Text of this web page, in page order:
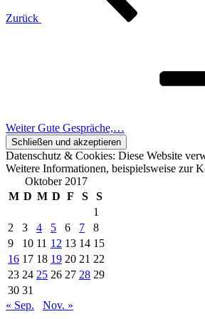
Zurück
Weiter Gute Gespräche,…
Datenschutz & Cookies: Diese Website
Weitere Informationen, beispielsweise zur
Oktober 2017
M D M D F S
S
1
2
3 4 5 6 7
8
9
10 11 12 13 14 15
16 17 18 19 20 21 22
23 24 25 26 27 28 29
30 31
« Sep.
Nov. »